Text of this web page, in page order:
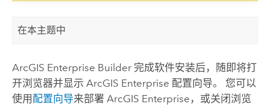
在本主题中
ArcGIS Enterprise Builder 完成软件安装后，随即将打
开浏览器并显示 ArcGIS Enterprise 配置向导。 您可以
使用配置向导来部署 ArcGIS Enterprise ，或关闭浏览